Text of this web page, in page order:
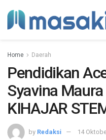
Home Daerah
Pendidikan
Syavina
KIHAJAR
by Redaksi 14